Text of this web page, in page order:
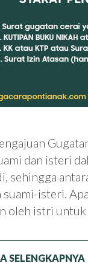
dan isteri
sehingga
suami-isteri.
oleh istri
SELENGKAPNYA